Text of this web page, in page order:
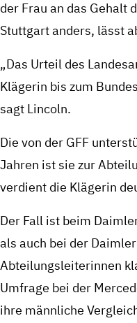
der Frau an das Gehalt
Stuttgart anders, lässt
„Das Urteil des
Klägerin bis zum
sagt Lincoln.
Die von der GFF
Jahren ist sie zur
verdient die Klägerin
Der Fall ist beim
als auch bei der
Abteilungsleiterinnen
Umfrage bei der
ihre männliche